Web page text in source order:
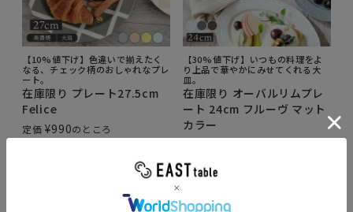
【10%値下げ】色違いで揃えたく
なる、チェック柄のおしゃれなプレ
ート。
在庫限り プレート27.5cm
Felice
定価 ¥990のところ
【30%値下げ】いつもの料理をよ
り上品で華やかにみせてくれる大
皿。
在庫限り オーバルリムプレ
ート 24cm フルーヴ マット
カラー
当店特別価格